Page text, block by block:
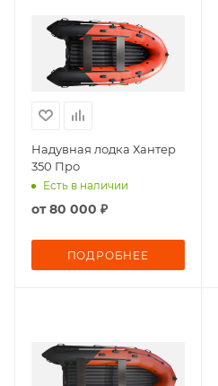
Надувная лодка Хантер
350 Про
Есть в наличии
от80 000 ₽
ПОДРОБНЕЕ